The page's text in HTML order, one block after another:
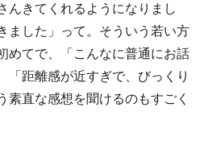
んきてくれるようになりまし
ました」って。そういう若い方
めてで、「こんなに普通にお話
「距離感が近すぎで、びっくり
素直な感想を聞けるのもすごく